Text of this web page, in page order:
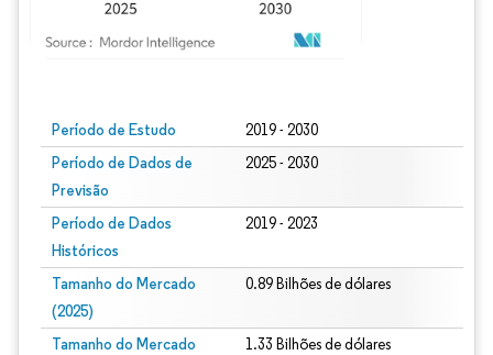
Período de Estudo 2019 - 2030
Período de Dados de
Previsão
2025 - 2030
Período de Dados
Históricos
2019 - 2023
Tamanho do Mercado
(2025)
0.89 Bilhões de dólares
Tamanho do Mercado
1.33 Bilhões de dólares